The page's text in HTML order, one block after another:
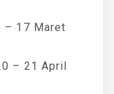
– 17 Maret
– 21 April